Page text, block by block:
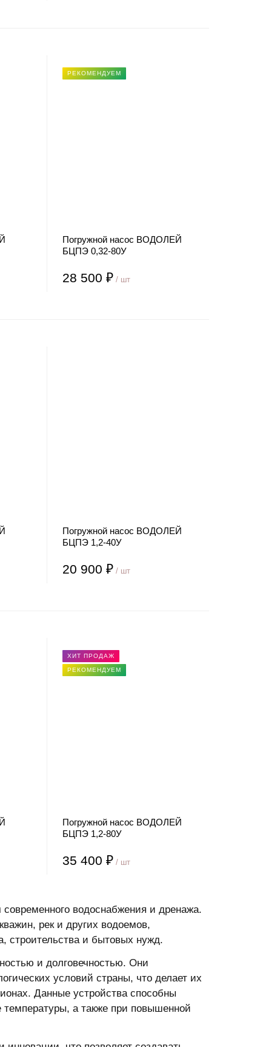
РЕКОМЕНДУЕМ
Погружной насос ВОДОЛЕЙ
БЦПЭ 0,32-80У
28 500 ₽ / шт
Погружной насос ВОДОЛЕЙ
БЦПЭ 1,2-40У
20 900 ₽ / шт
ХИТ ПРОДАЖ
РЕКОМЕНДУЕМ
Погружной насос ВОДОЛЕЙ
БЦПЭ 1,2-80У
35 400 ₽ / шт
водоснабжения и дренажа.
рек и других водоемов,
строительства и бытовых нужд.
и долговечностью. Они
условий страны, что делает их
Данные устройства способны
температуры, а также при повышенной